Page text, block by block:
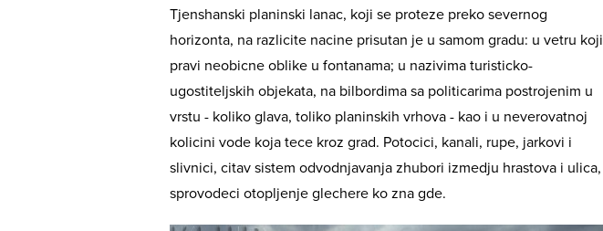
Tjenshanski planinski lanac, koji se proteze preko severnog
horizonta, na razlicite nacine prisutan je u samom gradu: u vetru koji
pravi neobicne oblike u fontanama; u nazivima turisticko-
ugostiteljskih objekata, na bilbordima sa politicarima postrojenim u
vrstu - koliko glava, toliko planinskih vrhova - kao i u neverovatnoj
kolicini vode koja tece kroz grad. Potocici, kanali, rupe, jarkovi i
slivnici, citav sistem odvodnjavanja zhubori izmedju hrastova i ulica,
sprovodeci otopljenje glechere ko zna gde.